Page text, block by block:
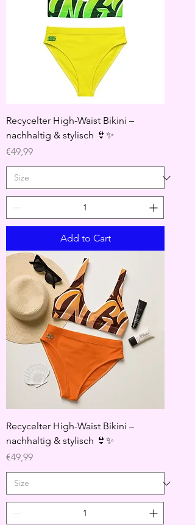
Recycelter High-Waist Bikini –
nachhaltig & stylisch 👙✨
Price
€49,99
Add to Cart
Recycelter High-Waist Bikini –
nachhaltig & stylisch 👙✨
Price
€49,99